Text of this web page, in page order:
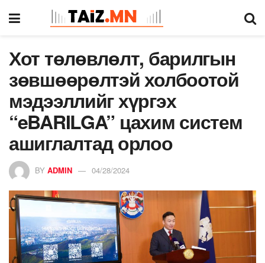
Хот төлөвлөлт, барилгын
зөвшөөрөлтэй холбоотой
мэдээллийг хүргэх
“eBARILGA” цахим систем
ашиглалтад орлоо
BY ADMIN 04/28/2024